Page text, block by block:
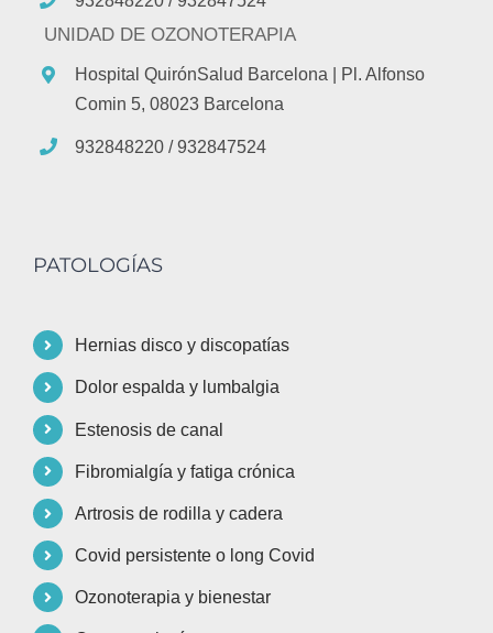
UNIDAD DE OZONOTERAPIA
Hospital QuirónSalud Barcelona | Pl. Alfonso
Comin 5, 08023 Barcelona
932848220 / 932847524
PATOLOGÍAS
Hernias disco y discopatías
Dolor espalda y lumbalgia
Estenosis de canal
Fibromialgía y fatiga crónica
Artrosis de rodilla y cadera
Covid persistente o long Covid
Ozonoterapia y bienestar